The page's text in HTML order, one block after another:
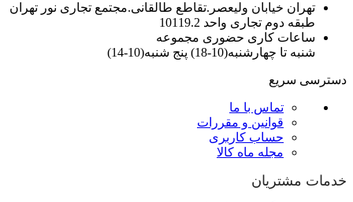
تهران خیابان ولیعصر.تقاطع طالقانی.مجتمع تجاری نور تهران
طبقه دوم تجاری واحد 10119.2
ساعات کاری حضوری مجموعه
شنبه تا چهارشنبه(10-18) پنج شنبه(10-14)
دسترسی سریع
تماس با ما
قوانین و مقررات
حساب کاربری
مجله ماه کالا
خدمات مشتریان